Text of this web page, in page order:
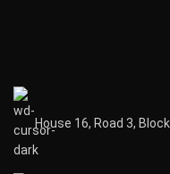
House 16, Road 3,